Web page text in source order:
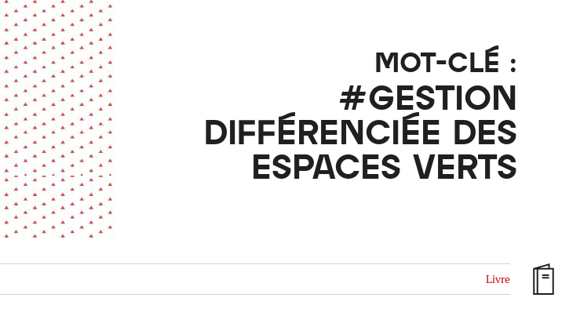
Podcast
La paille / le chanvre
- Année -
MOT-CLÉ :
#GESTION
DIFFÉRENCIÉE DES
ESPACES VERTS
Livre